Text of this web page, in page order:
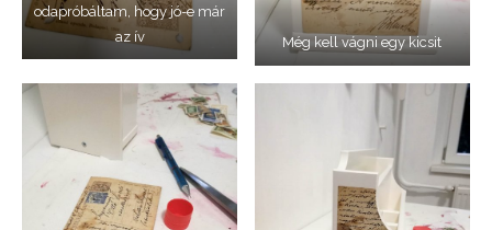
odapróbáltam, hogy jó-e már
az ív
Még kell vágni egy kicsit